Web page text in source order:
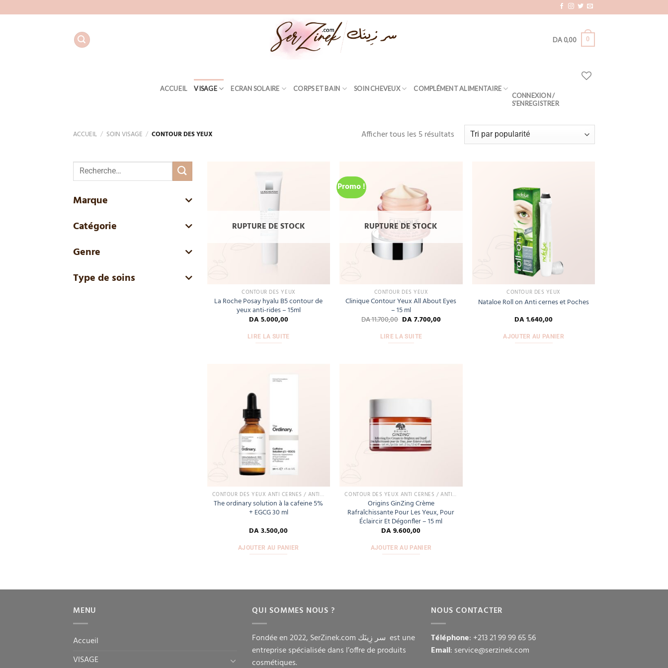
au
DA 0,00 0
ACCUEIL VISAGE ECRAN SOLAIRE CORPS ET BAIN SOIN CHEVEUX
COMPLÉMENT ALIMENTAIRE
CONNEXION /
S’ENREGISTRER
ACCUEIL / SOIN VISAGE / CONTOUR DES YEUX Afficher tous les 5 résultats
Recherche
pour :
Marque
Catégorie
Genre
Type de soins
RUPTURE DE STOCK
CONTOUR DES YEUX
La Roche Posay hyalu B5 contour de
yeux anti-rides – 15ml
DA5.000,00
LIRE LA SUITE
Promo !
RUPTURE DE STOCK
CONTOUR DES YEUX
Clinique Contour Yeux All About Eyes
– 15 ml
DA11.700,00 DA7.700,00
LIRE LA SUITE
CONTOUR DES YEUX
Nataloe Roll on Anti cernes et Poches
DA1.640,00
AJOUTER AU PANIER
CONTOUR DES YEUX ANTI CERNES / ANTI POCHES
The ordinary solution à la cafeine 5%
+ EGCG 30 ml
DA3.500,00
AJOUTER AU PANIER
CONTOUR DES YEUX ANTI CERNES / ANTI POCHES
Origins GinZing Crème
Rafraîchissante Pour Les Yeux, Pour
Éclaircir Et Dégonfler – 15 ml
DA9.600,00
AJOUTER AU PANIER
MENU
Accueil
VISAGE
QUI SOMMES NOUS ?
Fondée en 2022, SerZinek.com سر زِينَك est une
entreprise spécialisée dans l’offre de produits
cosmétiques.
NOUS CONTACTER
Téléphone: +213 21 99 99 65 56
Email: service@serzinek.com